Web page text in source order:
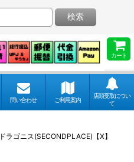
カート
検索
問い合わせ ご利用案内
店頭受取につい
て
ゴニス(SECONDPLACE)【X】